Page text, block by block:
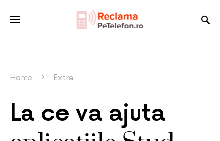
Home Extra
La ce va ajuta